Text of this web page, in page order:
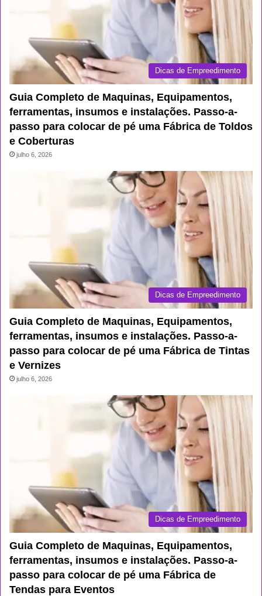
Dicas de Empreedimento
Guia Completo de Maquinas, Equipamentos,
ferramentas, insumos e instalações. Passo-a-
passo para colocar de pé uma Fábrica de Toldos
e Coberturas
julho 6, 2026
Dicas de Empreedimento
Guia Completo de Maquinas, Equipamentos,
ferramentas, insumos e instalações. Passo-a-
passo para colocar de pé uma Fábrica de Tintas
e Vernizes
julho 6, 2026
Dicas de Empreedimento
Guia Completo de Maquinas, Equipamentos,
ferramentas, insumos e instalações. Passo-a-
passo para colocar de pé uma Fábrica de
Tendas para Eventos